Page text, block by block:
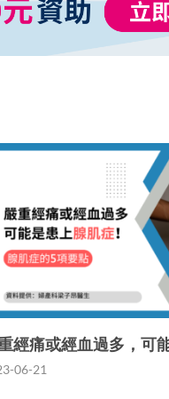
經痛或經血過多，可
06-21